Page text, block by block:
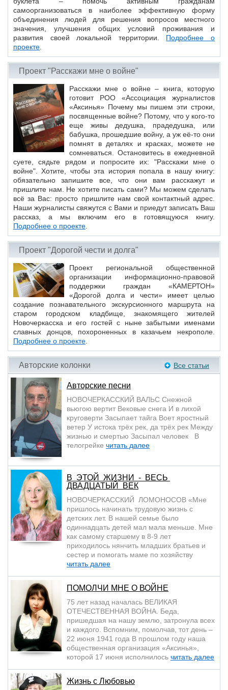
самоорганизоваться в наиболее эффективную форму
объединения людей для решения вопросов местного
значения, улучшения общих условий проживания и
развития своей локальной территории. Подробнее о
проекте.
Проект "Расскажи мне о войне"
Расскажи мне о войне – книга, которую
готовит РОО «Ассоциация журналистов
«Аксинья» Почему мы пишем эти строки,
посвященные войне? Потому, что у кого-то
еще живы дедушка, прадедушка, или
бабушка, прошедшие войну, а уж её-то они
помнят в деталях и красках, можете не
сомневаться. Остановитесь в ежедневной
суете, сядьте рядом и попросите их: "Расскажи мне о
войне". Хотите, чтобы эта история попала в нашу книгу:
обязательно запишите все, что они вам расскажут и
пришлите нам. Не хотите писать сами? Мы можем сделать
всё за Вас: просто пришлите нам свой контактный адрес.
Наши журналисты свяжутся с Вами и приедут записать Ваш
рассказ, а мы включим его в готовящуюся книгу.
Подробнее о проекте.
Проект "Дорогой чести и долга"
Проект региональной общественной
организации информационно-правовой
поддержки граждан «КАМЕРТОН»
«Дорогой долга и чести» имеет целью
создание познавательного экскурсионного маршрута на
старом городском кладбище, знакомящего жителей
Новочеркасска и его гостей с ныне забытыми именами
славных донцов, похороненных в казачьем некрополе.
Подробнее о проекте.
Все статьи
Авторские колонки
Авторские песни
НОВОЧЕРКАССКИЙ ВАЛЬС Снежной
вьюгою вертит Вековые снега И в лихой
круговерти Засыпает тайга Воет яростный
ветер У истока трёх рек, да трёх рек Между
жизнью и смертью Засыпал человек В
телогрейке читать далее
В ЭТОЙ ЖИЗНИ - ВЕСЬ
ДВАДЦАТЫЙ ВЕК
НОВОЧЕРКАССКИЙ ЛОМОНОСОВ «Мне
пришлось начинать трудовую жизнь с
детских лет. В нашей семье было
одиннадцать детей мал мала меньше. Мне
как самому старшему в 8-9 лет
приходилось нянчить младших братьев и
сестер и помогать маме по хозяйству
читать далее
ПОМОЛЧИ МНЕ О ВОЙНЕ
75 лет назад началась ВЕЛИКАЯ
ОТЕЧЕСТВЕННАЯ ВОЙНА. Беда,
пришедшая на нашу землю, затронула всех
и каждого. Вспомним, помолчав, тот день –
22 июня 1941 года В прошлом году наша
общественная организация «Аксинья»,
которой 17 июня исполнилось читать далее
Жизнь с Любовью